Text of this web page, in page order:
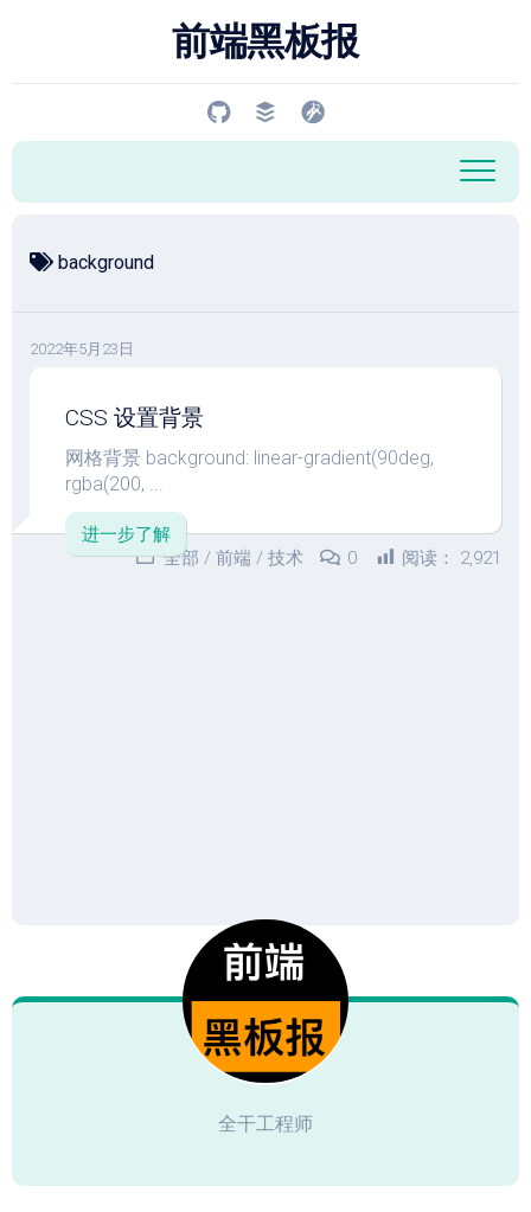
前端黑板报
background
2022年5月23日
CSS 设置背景
网格背景 background: linear-gradient(90deg,
rgba(200, ...
进一步了解
全部 / 前端 / 技术 0 阅读： 2,921
全干工程师